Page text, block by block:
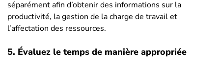
séparément afin d’obtenir des informations sur la
productivité, la gestion de la charge de travail et
l’affectation des ressources.
5. Évaluez le temps de manière appropriée